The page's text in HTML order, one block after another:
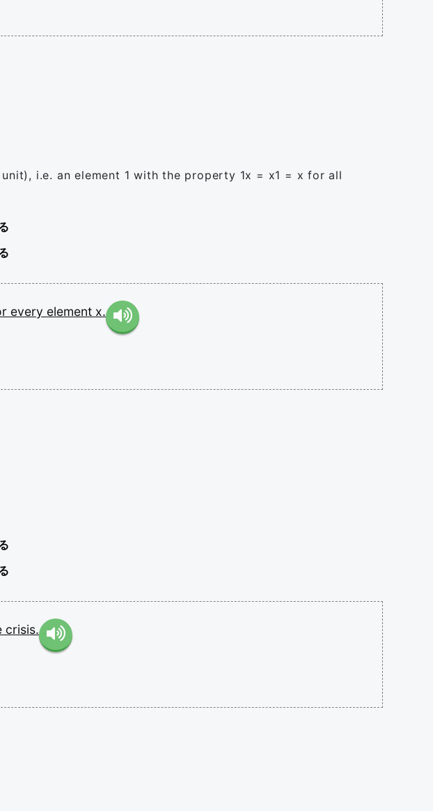
i.e. an element 1 with the property 1x = x1 = x for all
every element x.
crisis.